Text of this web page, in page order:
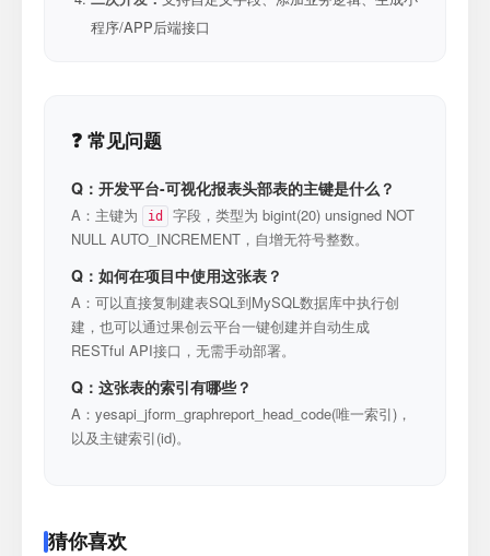
程序/APP后端接口
❓ 常见问题
Q：开发平台-可视化报表头部表的主键是什么？
A：主键为 id
字段，类型为 bigint(20) unsigned NOT
NULL AUTO_INCREMENT，自增无符号整数。
Q：如何在项目中使用这张表？
A：可以直接复制建表SQL到MySQL数据库中执行创
建，也可以通过果创云平台一键创建并自动生成
RESTful API接口，无需手动部署。
Q：这张表的索引有哪些？
A：yesapi_jform_graphreport_head_code(唯一索引)，
以及主键索引(id)。
猜你喜欢